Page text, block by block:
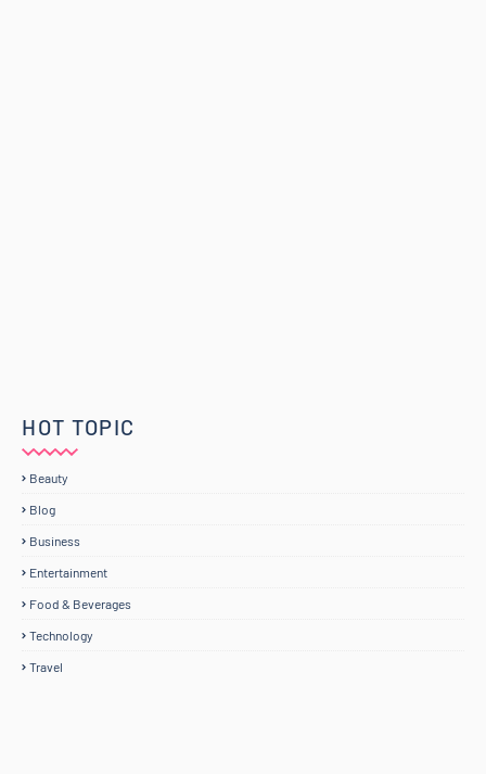
HOT TOPIC
Beauty
Blog
Business
Entertainment
Food & Beverages
Technology
Travel